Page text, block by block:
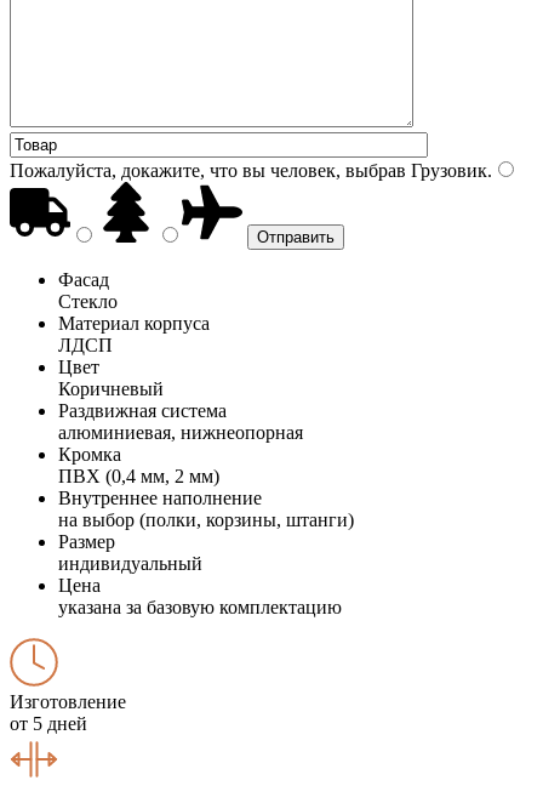
Пожалуйста, докажите, что вы человек, выбрав Грузовик.
Фасад
Стекло
Материал корпуса
ЛДСП
Цвет
Коричневый
Раздвижная система
алюминиевая, нижнеопорная
Кромка
ПВХ (0,4 мм, 2 мм)
Внутреннее наполнение
на выбор (полки, корзины, штанги)
Размер
индивидуальный
Цена
указана за базовую комплектацию
Изготовление
от 5 дней